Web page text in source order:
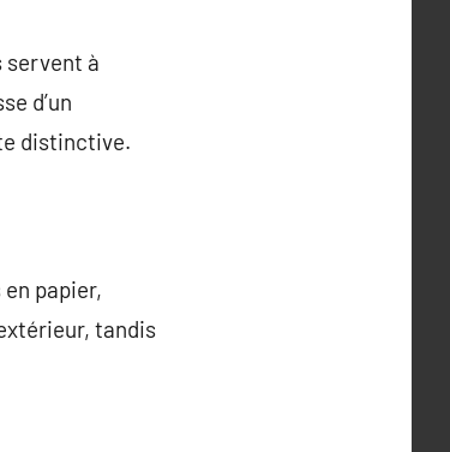
servent à
d’un
distinctive.
papier,
tandis